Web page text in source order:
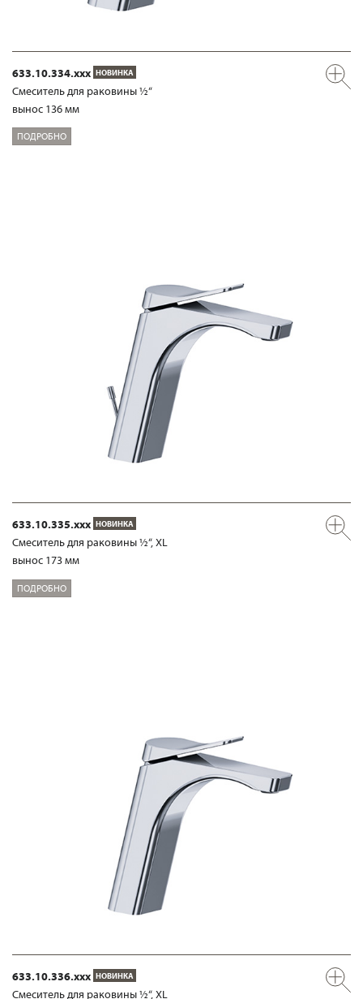
633.10.334.xxx НОВИНКА
Смеситель для раковины ½“
вынос 136 мм
ПОДРОБНО
633.10.335.xxx НОВИНКА
Смеситель для раковины ½“, XL
вынос 173 мм
ПОДРОБНО
633.10.336.xxx НОВИНКА
Смеситель для раковины ½“, XL